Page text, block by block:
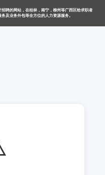
聘的网站，在桂林，南宁，柳州等广西区给求职者
及业务外包等全方位的人力资源服务。